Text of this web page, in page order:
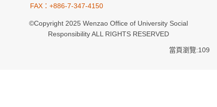
FAX：+886-7-347-4150
©Copyright 2025 Wenzao Office of University Social
Responsibility ALL RIGHTS RESERVED
當頁瀏覽:109